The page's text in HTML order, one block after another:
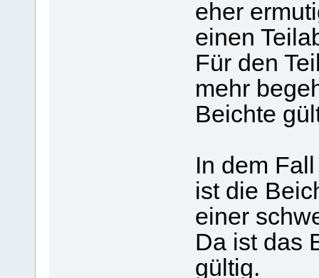
eher
einen
Für den
mehr
Beichte
In dem
ist die
einer
Da ist das
gültig.